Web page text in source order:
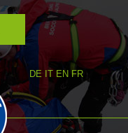
DE IT EN FR